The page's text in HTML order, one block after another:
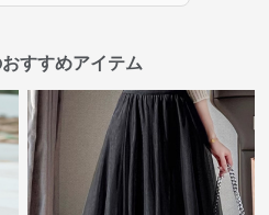
すすめアイテム